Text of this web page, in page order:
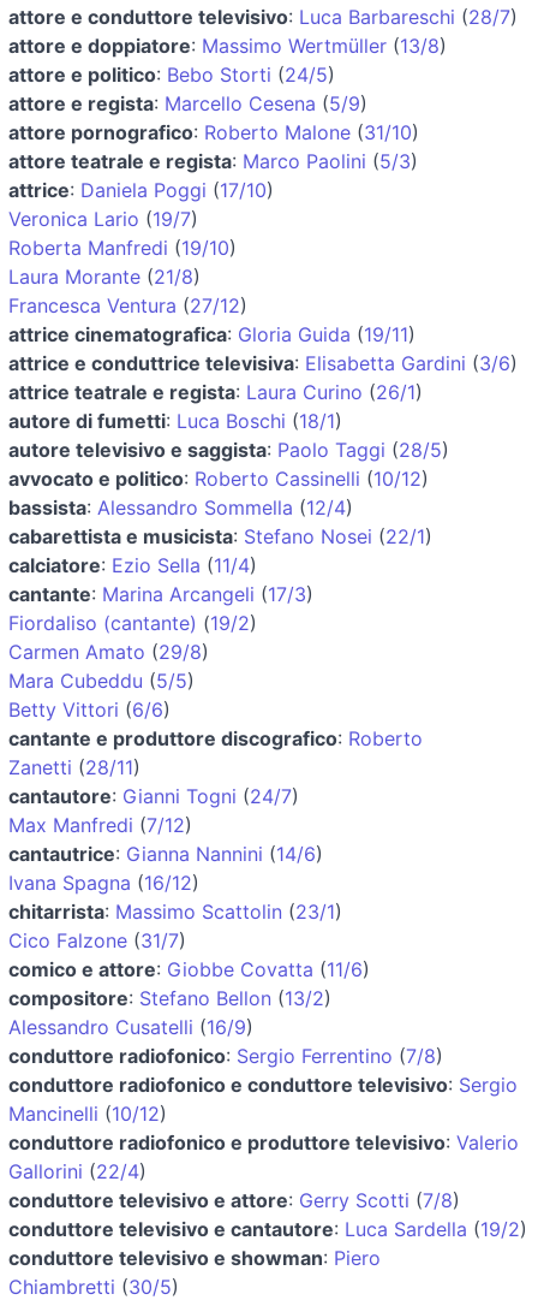
attore e conduttore televisivo: Luca Barbareschi (28/7)
attore e doppiatore: Massimo Wertmüller (13/8)
attore e politico: Bebo Storti (24/5)
attore e regista: Marcello Cesena (5/9)
attore pornografico: Roberto Malone (31/10)
attore teatrale e regista: Marco Paolini (5/3)
attrice: Daniela Poggi (17/10)
Veronica Lario (19/7)
Roberta Manfredi (19/10)
Laura Morante (21/8)
Francesca Ventura (27/12)
attrice cinematografica: Gloria Guida (19/11)
attrice e conduttrice televisiva: Elisabetta Gardini (3/6)
attrice teatrale e regista: Laura Curino (26/1)
autore di fumetti: Luca Boschi (18/1)
autore televisivo e saggista: Paolo Taggi (28/5)
avvocato e politico: Roberto Cassinelli (10/12)
bassista: Alessandro Sommella (12/4)
cabarettista e musicista: Stefano Nosei (22/1)
calciatore: Ezio Sella (11/4)
cantante: Marina Arcangeli (17/3)
Fiordaliso (cantante) (19/2)
Carmen Amato (29/8)
Mara Cubeddu (5/5)
Betty Vittori (6/6)
cantante e produttore discografico: Roberto
Zanetti (28/11)
cantautore: Gianni Togni (24/7)
Max Manfredi (7/12)
cantautrice: Gianna Nannini (14/6)
Ivana Spagna (16/12)
chitarrista: Massimo Scattolin (23/1)
Cico Falzone (31/7)
comico e attore: Giobbe Covatta (11/6)
compositore: Stefano Bellon (13/2)
Alessandro Cusatelli (16/9)
conduttore radiofonico: Sergio Ferrentino (7/8)
conduttore radiofonico e conduttore televisivo: Sergio
Mancinelli (10/12)
conduttore radiofonico e produttore televisivo: Valerio
Gallorini (22/4)
conduttore televisivo e attore: Gerry Scotti (7/8)
conduttore televisivo e cantautore: Luca Sardella (19/2)
conduttore televisivo e showman: Piero
Chiambretti (30/5)